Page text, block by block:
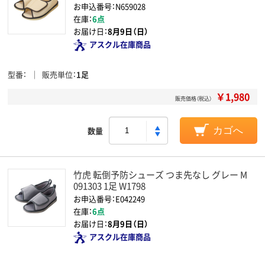
お申込番号：N659028
在庫：6点
お届け日：8月9日（日）
アスクル在庫商品
型番 販売単位 1足
販売価格（税込） ￥1,980
数量 カゴへ
竹虎 転倒予防シューズ つま先なし グレー M
091303 1足 W1798
お申込番号：E042249
在庫：6点
お届け日：8月9日（日）
アスクル在庫商品